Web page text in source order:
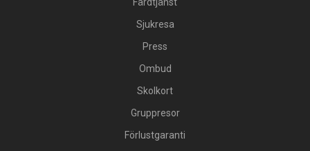
Sjukresa
Press
Ombud
Skolkort
Gruppresor
Förlustgaranti